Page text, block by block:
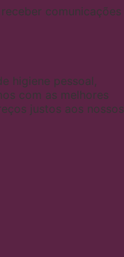
comunicações
higiene pessoal,
com as melhores
justos aos nossos